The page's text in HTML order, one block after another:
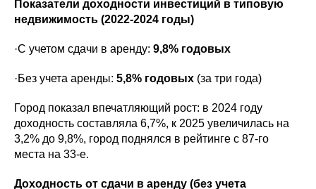
Показатели доходности инвестиций в типовую
недвижимость (2022-2024 годы)
·С учетом сдачи в аренду: 9,8% годовых
·Без учета аренды: 5,8% годовых (за три года)
Город показал впечатляющий рост: в 2024 году
доходность составляла 6,7%, к 2025 увеличилась на
3,2% до 9,8%, город поднялся в рейтинге с 87-го
места на 33-е.
Доходность от сдачи в аренду (без учета